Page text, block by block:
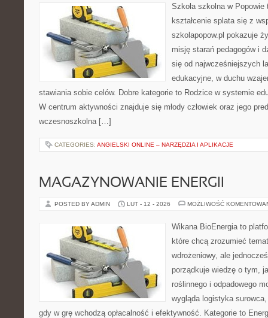
Szkoła szkolna w
kształcenie splata się z
szkolapopow.pl pokazuje
misję starań pedagogów i
się od najwcześniejszych
edukacyjne, w duchu
stawiania sobie celów. Dobre kategorie to Rodzice w systemie
W centrum aktywności znajduje się młody człowiek oraz jego
wczesnoszkolna […]
CATEGORIES: ANGIELSKI ONLINE – NARZĘDZIA I APLIKACJE
MAGAZYNOWANIE ENERGII
POSTED BY ADMIN LUT - 12 - 2026 MOŻLIWOŚĆ
Wikana BioEnergia to
które chcą zrozumieć
wdrożeniowy, ale
porządkuje wiedzę o tym,
roślinnego i odpadowego
wygląda logistyka
gdy w grę wchodzą opłacalność i efektywność. Kategorie to